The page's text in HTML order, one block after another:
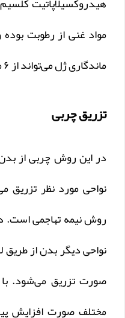
مواد غنی از رطوبت
ماندگاری ژل می‌تواند از ۶ ماه تا یک سال باشد.
تزریق چربی
در این روش چربی از
نواحی مورد نظر تزریق
روش نیمه تهاجمی است.
نواحی دیگر بدن از
صورت تزریق می‌شود.
مختلف صورت افزایش